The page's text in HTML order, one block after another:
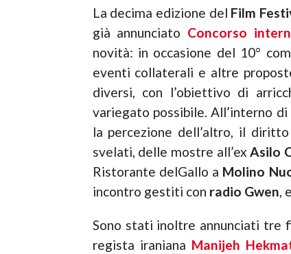
La decima edizione del Film
già annunciato Concorso
novità: in occasione del 10°
eventi collaterali e altre
diversi, con l’obiettivo di
variegato possibile. All’interno
la percezione dell’altro, il
svelati, delle mostre all’exAsilo
Ristorante delGallo a Molino
incontro gestiti con radio Gwen,
Sono stati inoltre annunciati tre
regista iraniana Manijeh